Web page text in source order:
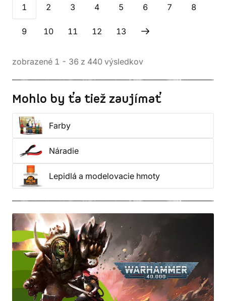
1 2 3 4 5 6 7 8
9 10 11 12 13
zobrazené 1 - 36 z 440 výsledkov
Mohlo by ťa tiež zaujímať
Farby
Náradie
Lepidlá a modelovacie hmoty